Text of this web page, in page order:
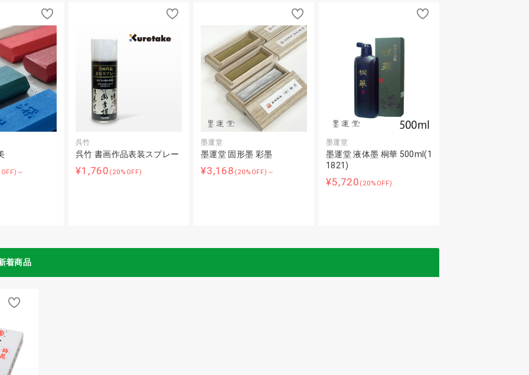
～
呉竹
呉竹 書画作品表装スプレー
¥1,760 (20%OFF)
墨運堂
墨運堂 固形墨 彩墨
¥3,168 (20%OFF)～
墨運堂
墨運堂 液体墨 桐華 500ml(1
1821)
¥5,720 (20%OFF)
着商品